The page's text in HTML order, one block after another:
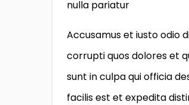
nulla pariatur
Accusamus et iusto odio
corrupti quos dolores et
sunt in culpa qui officia
facilis est et expedita